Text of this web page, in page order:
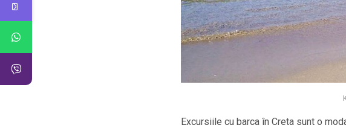
Excursiile cu barca în Creta sunt o